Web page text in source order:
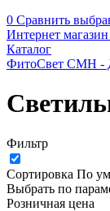
0 Сравнить
Интернет
Каталог
ФитоСвет CMH -
Фильтр
Сортировка По
Выбрать по
Розничная цена